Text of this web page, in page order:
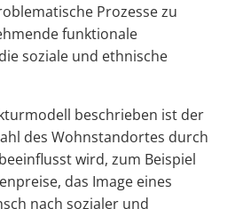
Prozesse zu
funktionale
soziale und ethnische
beschrieben ist der
des Wohnstandortes durch
wird, zum Beispiel
das Image eines
nach sozialer und